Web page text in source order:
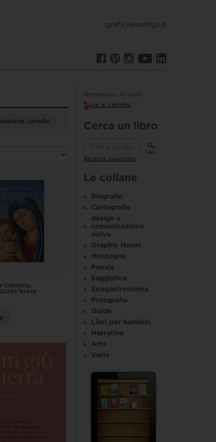
graficheantiga.it
carrello
Caterina.
Breve
Benvenuto Accedi!
vai al carrello
Cerca un libro
Ricerca avanzata
Le collane
Biografie
Cartografia
design e
comunicazione
visiva
Graphic Novel
Montagna
Poesia
Saggistica
Enogastronomia
Fotografia
Guide
Libri per bambini
Narrativa
Arte
Varia